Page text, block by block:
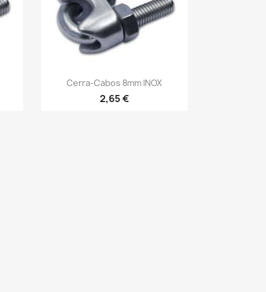
Vista rápida
Cerra-Cabos 8mm INOX
2,65 €